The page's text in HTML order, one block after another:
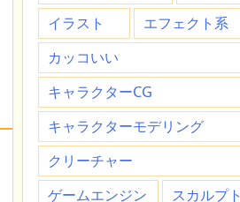
イラスト
エフェクト系
カッコいい
キャラクターCG
キャラクターモデリング
クリーチャー
ゲームエンジン
スカルプト